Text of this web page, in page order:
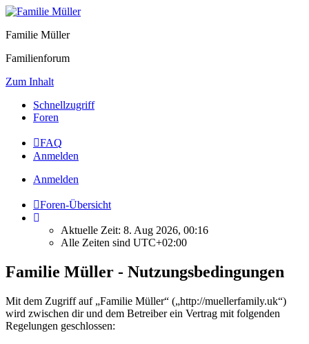
Familie Müller
Familienforum
Zum Inhalt
Schnellzugriff
Foren
FAQ
Anmelden
Anmelden
Foren-Übersicht
Aktuelle Zeit: 8. Aug 2026, 00:16
Alle Zeiten sind UTC+02:00
Familie Müller - Nutzungsbedingungen
Mit dem Zugriff auf „Familie Müller“ („http://muellerfamily.uk“)
wird zwischen dir und dem Betreiber ein Vertrag mit folgenden
Regelungen geschlossen: